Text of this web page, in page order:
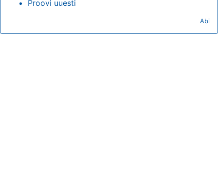
Proovi uuesti
Abi